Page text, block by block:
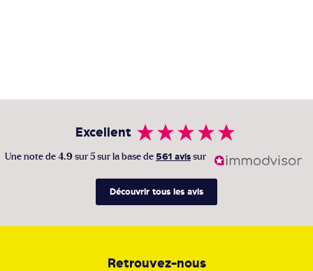
Excellent
Une note de 4.9 sur 5 sur la base de 561 avis sur
Découvrir tous les avis
Retrouvez-nous